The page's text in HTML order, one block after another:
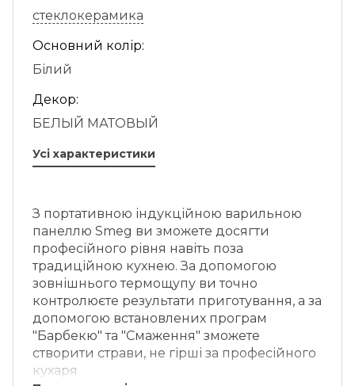
стеклокерамика
Основний колір:
Білий
Декор:
БЕЛЫЙ МАТОВЫЙ
Усі характеристики
З портативною індукційною варильною
панеллю Smeg ви зможете досягти
професійного рівня навіть поза
традиційною кухнею. За допомогою
зовнішнього термощупу ви точно
контролюєте результати приготування, а за
допомогою встановлених програм
"Барбекю" та "Смаження" зможете
створити страви, не гірші за професійного
кухаря